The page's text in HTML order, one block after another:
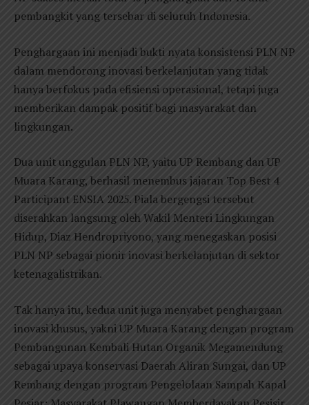
pembangkit yang tersebar di seluruh Indonesia.
Penghargaan ini menjadi bukti nyata konsistensi PLN NP
dalam mendorong inovasi berkelanjutan yang tidak
hanya berfokus pada efisiensi operasional, tetapi juga
memberikan dampak positif bagi masyarakat dan
lingkungan.
Dua unit unggulan PLN NP, yaitu UP Rembang dan UP
Muara Karang, berhasil menembus jajaran Top Best 4
Participant ENSIA 2025. Piala bergengsi tersebut
diserahkan langsung oleh Wakil Menteri Lingkungan
Hidup, Diaz Hendropriyono, yang menegaskan posisi
PLN NP sebagai pionir inovasi berkelanjutan di sektor
ketenagalistrikan.
Tak hanya itu, kedua unit juga menyabet penghargaan
inovasi khusus, yakni UP Muara Karang dengan program
Pembangunan Kembali Hutan Organik Megamendung
sebagai upaya konservasi Daerah Aliran Sungai, dan UP
Rembang dengan program Pengelolaan Sampah Kapal